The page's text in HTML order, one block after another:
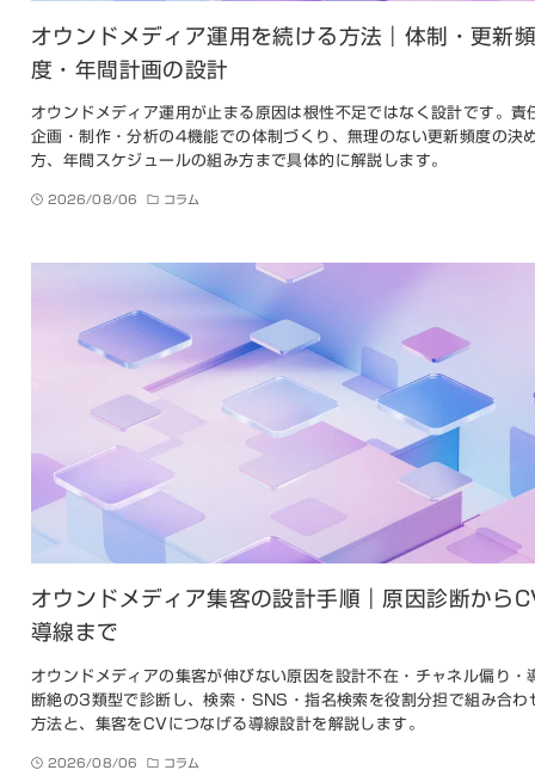
オウンドメディア運用を続ける方法｜体制・更新
度・年間計画の設計
オウンドメディア運用が止まる原因は根性不足ではなく設計です。責
企画・制作・分析の4機能での体制づくり、無理のない更新頻度の決
方、年間スケジュールの組み方まで具体的に解説します。
2026/08/06 コラム
オウンドメディア集客の設計手順｜原因診断から
導線まで
オウンドメディアの集客が伸びない原因を設計不在・チャネル偏り・
断絶の3類型で診断し、検索・SNS・指名検索を役割分担で組み合わ
方法と、集客をCVにつなげる導線設計を解説します。
2026/08/06 コラム